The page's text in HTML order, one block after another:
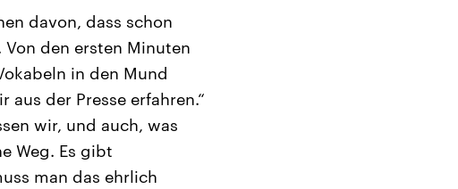
davon, dass schon
den ersten Minuten
in den Mund
der Presse erfahren.“
wir, und auch, was
Weg. Es gibt
man das ehrlich